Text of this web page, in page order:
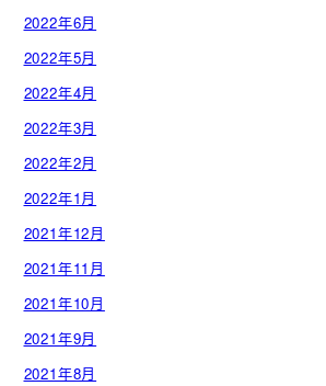
2022年6月
2022年5月
2022年4月
2022年3月
2022年2月
2022年1月
2021年12月
2021年11月
2021年10月
2021年9月
2021年8月